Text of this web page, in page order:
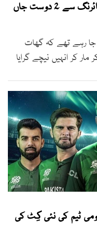
کراچی میں منشیات فروشوں کی فائرنگ سے 2 دوست جاں
جا رہے تھے کہ گھات
کر انہیں نیچے گرایا
کپ 2024کیلئے قومی ٹیم کی نئی کِٹ کی